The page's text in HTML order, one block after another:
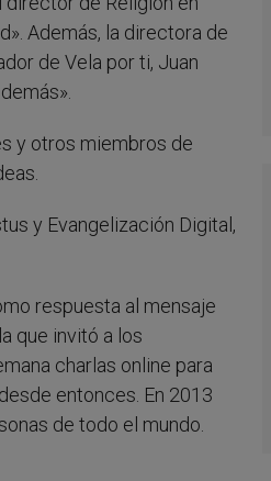
Además, la directora de
de Vela por ti, Juan
y otros miembros de
y Evangelización Digital,
respuesta al mensaje
que invitó a los
charlas online para
entonces. En 2013
de todo el mundo.